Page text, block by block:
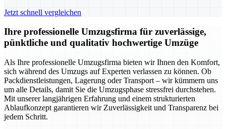
Jetzt schnell vergleichen
Ihre professionelle Umzugsfirma für zuverlässige,
pünktliche und qualitativ hochwertige Umzüge
Als Ihre professionelle Umzugsfirma bieten wir Ihnen den Komfort,
sich während des Umzugs auf Experten verlassen zu können. Ob
Packdienstleistungen, Lagerung oder Transport – wir kümmern uns
um alle Details, damit Sie die Umzugsphase stressfrei durchstehen.
Mit unserer langjährigen Erfahrung und einem strukturierten
Ablaufkonzept garantieren wir Zuverlässigkeit und Transparenz bei
jedem Schritt.